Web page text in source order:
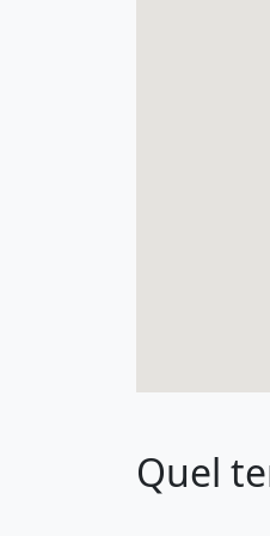
Quel